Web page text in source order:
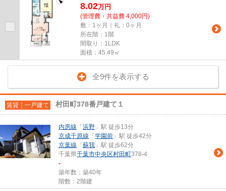
8.02万円
(管理費・共益費 4,000円)
敷：1ヶ月｜礼：0ヶ月
所在階：1階
間取り：1LDK
面積：45.49㎡
全9件を表示する
賃貸｜一戸建て 村田町378番戸建て１
内房線 「 浜野 」駅 徒歩13分
京成千原線 「 学園前 」駅 徒歩42分
京葉線 「 蘇我 」駅 徒歩62分
千葉県千葉市中央区村田町378-4
-
築年数：築40年
階数：2階建